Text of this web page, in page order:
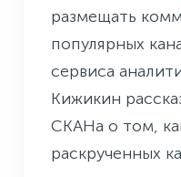
размещать
популярных
сервиса
Кижикин
СКАНа о том,
раскрученных